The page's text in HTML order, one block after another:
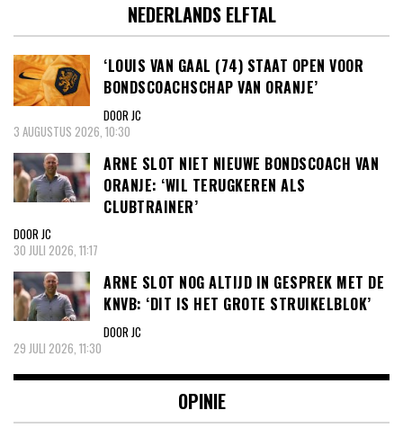
NEDERLANDS ELFTAL
‘LOUIS VAN GAAL (74) STAAT OPEN VOOR
BONDSCOACHSCHAP VAN ORANJE’
DOOR JC
3 AUGUSTUS 2026, 10:30
ARNE SLOT NIET NIEUWE BONDSCOACH VAN
ORANJE: ‘WIL TERUGKEREN ALS
CLUBTRAINER’
DOOR JC
30 JULI 2026, 11:17
ARNE SLOT NOG ALTIJD IN GESPREK MET DE
KNVB: ‘DIT IS HET GROTE STRUIKELBLOK’
DOOR JC
29 JULI 2026, 11:30
OPINIE